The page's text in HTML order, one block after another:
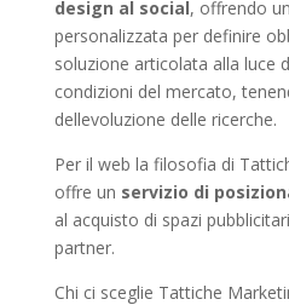
design al social, offrendo
personalizzata per definire
soluzione articolata alla luce
condizioni del mercato,
dellevoluzione delle ricerche.
Per il web la filosofia di
offre un servizio di
al acquisto di spazi
partner.
Chi ci sceglie Tattiche